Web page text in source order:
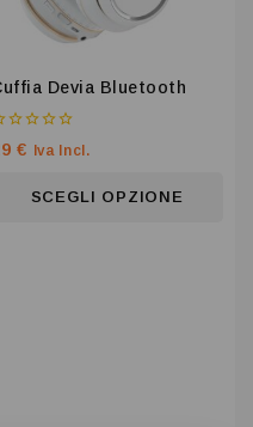
Devia Bluetooth
€ Iva Incl.
SCEGLI OPZIONE